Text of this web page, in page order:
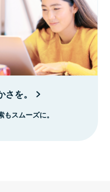
を。
スムーズに。